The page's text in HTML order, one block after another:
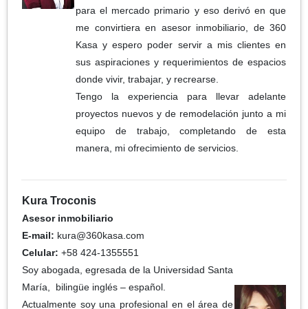
para el mercado primario y eso derivó en que
me convirtiera en asesor inmobiliario, de 360
Kasa y espero poder servir a mis clientes en
sus aspiraciones y requerimientos de espacios
donde vivir, trabajar, y recrearse.
Tengo la experiencia para llevar adelante
proyectos nuevos y de remodelación junto a mi
equipo de trabajo, completando de esta
manera, mi ofrecimiento de servicios.
Kura Troconis
Asesor inmobiliario
E-mail: kura@360kasa.com
Celular: +58 424-1355551
Soy abogada, egresada de la Universidad Santa
María, bilingüe inglés – español.
Actualmente soy una profesional en el área de